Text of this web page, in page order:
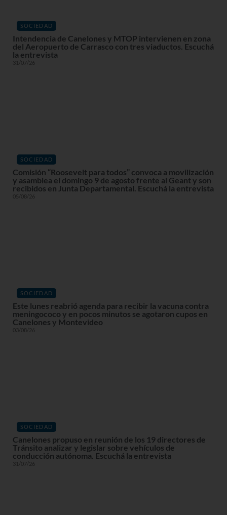
SOCIEDAD
Intendencia de Canelones y MTOP intervienen en zona
del Aeropuerto de Carrasco con tres viaductos. Escuchá
la entrevista
31/07/26
SOCIEDAD
Comisión “Roosevelt para todos” convoca a movilización
y asamblea el domingo 9 de agosto frente al Geant y son
recibidos en Junta Departamental. Escuchá la entrevista
05/08/26
SOCIEDAD
Este lunes reabrió agenda para recibir la vacuna contra
meningococo y en pocos minutos se agotaron cupos en
Canelones y Montevideo
03/08/26
SOCIEDAD
Canelones propuso en reunión de los 19 directores de
Tránsito analizar y legislar sobre vehículos de
conducción autónoma. Escuchá la entrevista
31/07/26